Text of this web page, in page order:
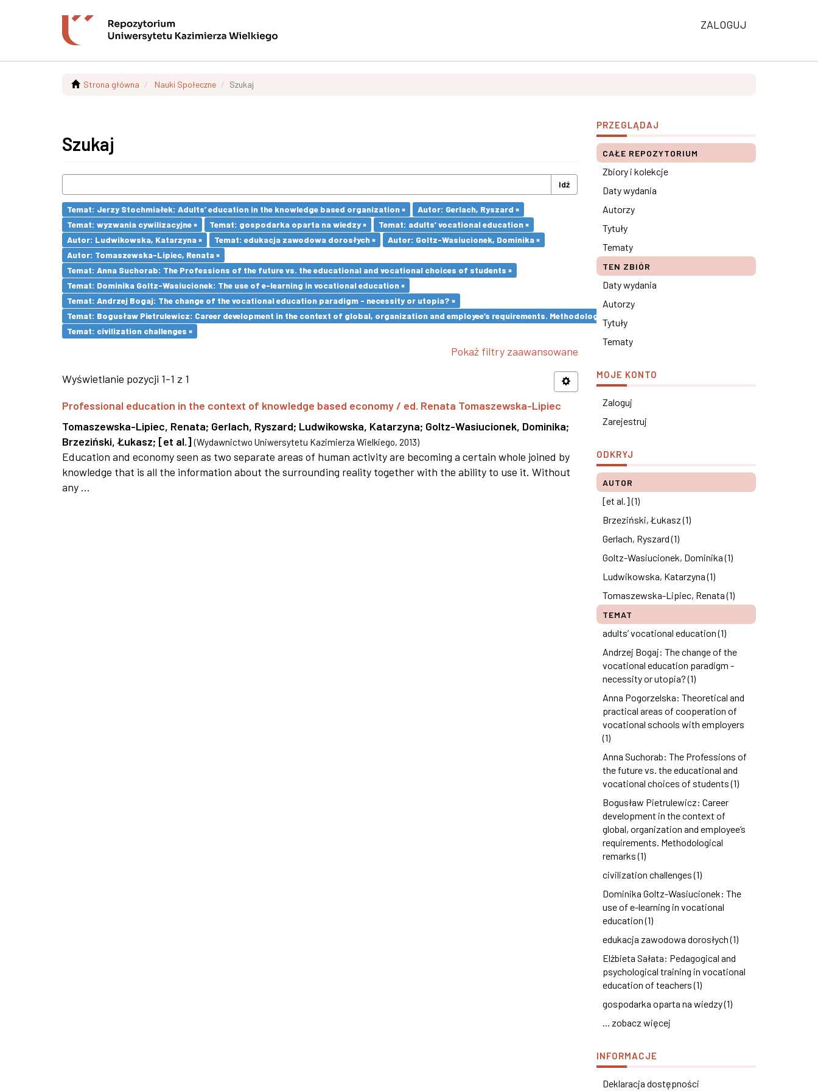
ZALOGUJ
Strona główna Nauki Społeczne Szukaj
Szukaj
Idź
Temat: Jerzy Stochmiałek: Adults’ education in the knowledge based organization ×
Autor: Gerlach, Ryszard ×
Temat: wyzwania cywilizacyjne ×
Temat: gospodarka oparta na wiedzy ×
Temat: adults’ vocational education ×
Autor: Ludwikowska, Katarzyna ×
Temat: edukacja zawodowa dorosłych ×
Autor: Goltz-Wasiucionek, Dominika ×
Autor: Tomaszewska-Lipiec, Renata ×
Temat: Anna Suchorab: The Professions of the future vs. the educational and vocational choices of students ×
Temat: Dominika Goltz-Wasiucionek: The use of e-learning in vocational education ×
Temat: Andrzej Bogaj: The change of the vocational education paradigm - necessity or utopia? ×
Temat: Bogusław Pietrulewicz: Career development in the context of global, organization and employee’s requirements. Methodological remarks ×
Temat: civilization challenges ×
Pokaż filtry zaawansowane
Wyświetlanie pozycji 1-1 z 1
Professional education in the context of knowledge based economy / ed. Renata Tomaszewska-Lipiec
Tomaszewska-Lipiec, Renata; Gerlach, Ryszard; Ludwikowska, Katarzyna; Goltz-Wasiucionek, Dominika;
Brzeziński, Łukasz; [et al.] (Wydawnictwo Uniwersytetu Kazimierza Wielkiego, 2013)
Education and economy seen as two separate areas of human activity are becoming a certain whole joined by
knowledge that is all the information about the surrounding reality together with the ability to use it. Without
any ...
PRZEGLĄDAJ
CAŁE REPOZYTORIUM
Zbiory i kolekcje
Daty wydania
Autorzy
Tytuły
Tematy
TEN ZBIÓR
Daty wydania
Autorzy
Tytuły
Tematy
MOJE KONTO
Zaloguj
Zarejestruj
ODKRYJ
AUTOR
[et al.] (1)
Brzeziński, Łukasz (1)
Gerlach, Ryszard (1)
Goltz-Wasiucionek, Dominika (1)
Ludwikowska, Katarzyna (1)
Tomaszewska-Lipiec, Renata (1)
TEMAT
adults’ vocational education (1)
Andrzej Bogaj: The change of the
vocational education paradigm -
necessity or utopia? (1)
Anna Pogorzelska: Theoretical and
practical areas of cooperation of
vocational schools with employers
(1)
Anna Suchorab: The Professions of
the future vs. the educational and
vocational choices of students (1)
Bogusław Pietrulewicz: Career
development in the context of
global, organization and employee’s
requirements. Methodological
remarks (1)
civilization challenges (1)
Dominika Goltz-Wasiucionek: The
use of e-learning in vocational
education (1)
edukacja zawodowa dorosłych (1)
Elżbieta Sałata: Pedagogical and
psychological training in vocational
education of teachers (1)
gospodarka oparta na wiedzy (1)
... zobacz więcej
INFORMACJE
Deklaracja dostępności